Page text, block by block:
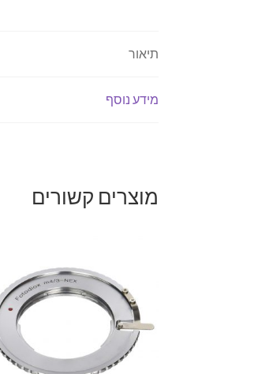
תיאור
מידע נוסף
מוצרים קשורים